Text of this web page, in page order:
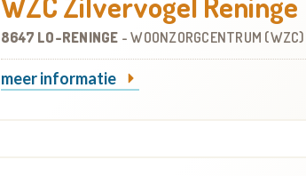
8647 LO-RENINGE -WOONZORGCENTRUM (WZC)
meer informatie